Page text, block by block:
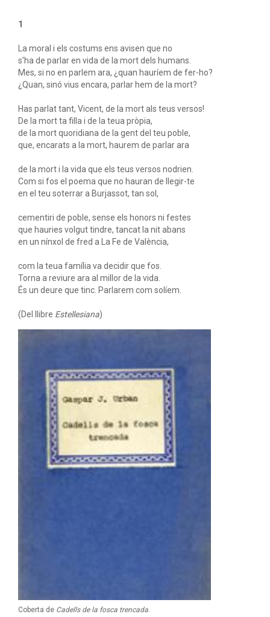
Coberta de Cadells de la fosca trencada.
1
La moral i els costums ens avisen que no
s'ha de parlar en vida de la mort dels humans.
Mes, si no en parlem ara, ¿quan hauríem de fer-ho?
¿Quan, sinó vius encara, parlar hem de la mort?
Has parlat tant, Vicent, de la mort als teus versos!
De la mort ta filla i de la teua pròpia,
de la mort quoridiana de la gent del teu poble,
que, encarats a la mort, haurem de parlar ara
de la mort i la vida que els teus versos nodrien.
Com si fos el poema que no hauran de llegir-te
en el teu soterrar a Burjassot, tan sol,
cementiri de poble, sense els honors ni festes
que hauries volgut tindre, tancat la nit abans
en un nínxol de fred a La Fe de València,
com la teua família va decidir que fos.
Torna a reviure ara al millor de la vida.
És un deure que tinc. Parlarem com solíem.
(Del llibre Estellesiana)